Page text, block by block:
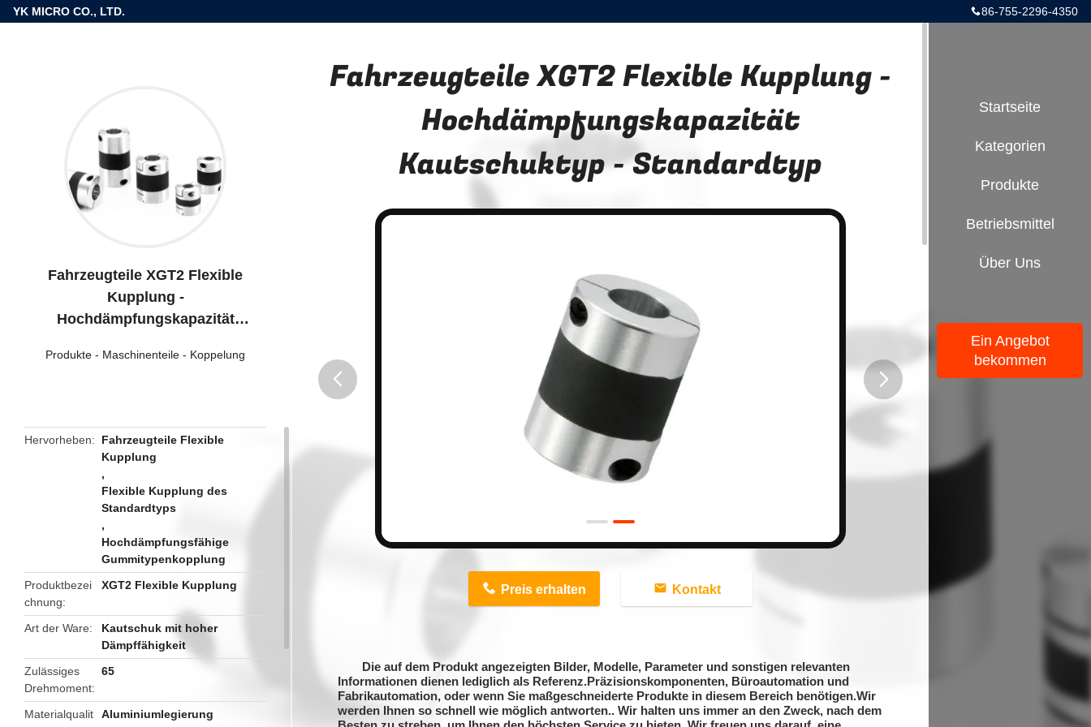
YK MICRO CO., LTD. 86-755-2296-4350
Fahrzeugteile XGT2 Flexible
Kupplung -
Hochdämpfungskapazität
Produkte - Maschinenteile - Koppelung
Hervorheben
Fahrzeugteile Flexible
Kupplung
,
Flexible Kupplung des
Standardtyps
,
Hochdämpfungsfähige
Gummitypenkopplung
Produktbezei
chnung
XGT2 Flexible Kupplung
Art der Ware
Kautschuk mit hoher
Dämpffähigkeit
Zulässiges
Drehmoment
65
Materialqualit
Aluminiumlegierung
Fahrzeugteile XGT2 Flexible Kupplung -
Hochdämpfungskapazität
Kautschuktyp - Standardtyp
Preis erhalten Kontakt
Die auf dem Produkt angezeigten Bilder, Modelle, Parameter und sonstigen relevanten
Informationen dienen lediglich als Referenz.Präzisionskomponenten, Büroautomation und
Fabrikautomation, oder wenn Sie maßgeschneiderte Produkte in diesem Bereich benötigen.Wir
werden Ihnen so schnell wie möglich antworten.. Wir halten uns immer an den Zweck, nach dem
Startseite
Kategorien
Produkte
Betriebsmittel
Über Uns
Ein Angebot
bekommen